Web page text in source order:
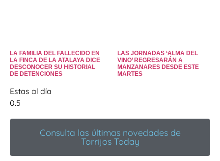
LA FAMILIA DEL FALLECIDO EN
LA FINCA DE LA ATALAYA DICE
DESCONOCER SU HISTORIAL
DE DETENCIONES
LAS JORNADAS ‘ALMA DEL
VINO’ REGRESARÁN A
MANZANARES DESDE ESTE
MARTES
Estas al día
Consulta las últimas novedades de
Torrijos Today